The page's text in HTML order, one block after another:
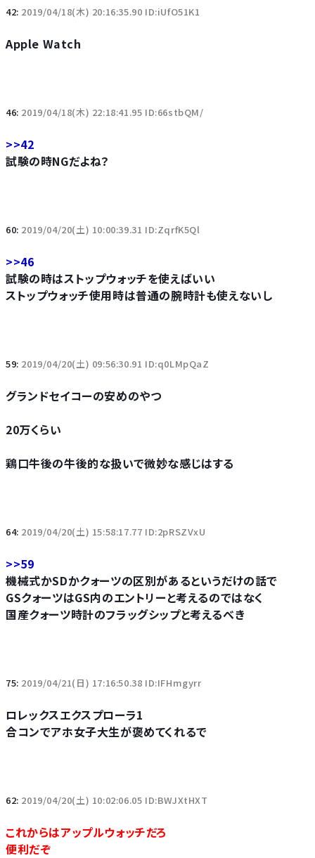
42: 2019/04/18(木) 20:16:35.90 ID:iUfO51K1
Apple Watch
46: 2019/04/18(木) 22:18:41.95 ID:66stbQM/
>>42
試験の時NGだよね？
60: 2019/04/20(土) 10:00:39.31 ID:ZqrfK5Ql
>>46
試験の時はストップウォッチを使えばいい
ストップウォッチ使用時は普通の腕時計も使えないし
59: 2019/04/20(土) 09:56:30.91 ID:q0LMpQaZ
グランドセイコーの安めのやつ
20万くらい
鶏口牛後の牛後的な扱いで微妙な感じはする
64: 2019/04/20(土) 15:58:17.77 ID:2pRSZVxU
>>59
機械式かSDかクォーツの区別があるというだけの話で
GSクォーツはGS内のエントリーと考えるのではなく
国産クォーツ時計のフラッグシップと考えるべき
75: 2019/04/21(日) 17:16:50.38 ID:IFHmgyrr
ロレックスエクスプローラ1
合コンでアホ女子大生が褒めてくれるで
62: 2019/04/20(土) 10:02:06.05 ID:BWJXtHXT
これからはアップルウォッチだろ
便利だぞ